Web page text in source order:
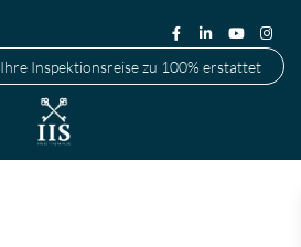
Ihre Inspektionsreise zu 100% erstattet